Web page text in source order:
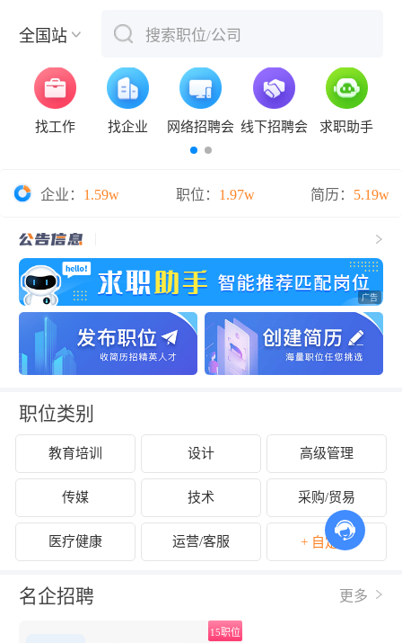
全国站 搜索职位/公司
下拉刷新
找工作 找企业 网络招聘会 线下招聘会 求职助手
企业： 1.59w 职位： 1.97w 简历： 5.19w
职位类别
教育培训 设计 高级管理
传媒 技术 采购/贸易
医疗健康 运营/客服 + 自定义
名企招聘 更多
15职位